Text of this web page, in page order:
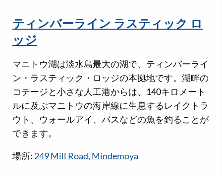
ティンバーライン ラスティック ロ
ッジ
マニトウ湖は淡水島最大の湖で、ティンバーライ
ン・ラスティック・ロッジの本拠地です。湖畔の
コテージと小さな人工港からは、140キロメート
ルに及ぶマニトウの海岸線に生息するレイクトラ
ウト、ウォールアイ、バスなどの魚を釣ることが
できます。
場所: 249 Mill Road, Mindemoya